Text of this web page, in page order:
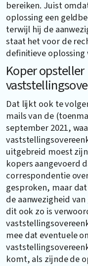
bereiken. Juist
oplossing een
terwijl hij de
staat het voor de
definitieve
Koper opsteller
Dat lijkt ook te
mails van de
september 2021,
uitgebreid moest
kopers aangevoerd
correspondentie
gesproken, maar
de aanwezigheid
dit ook zo is
mee dat eventuele
komt, als zijnde de